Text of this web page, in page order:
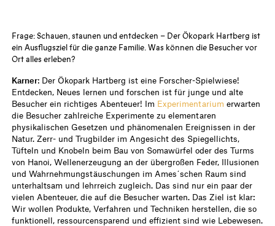
Frage: Schauen, staunen und entdecken – Der Ökopark Hartberg ist
ein Ausflugsziel für die ganze Familie. Was können die Besucher vor
Ort alles erleben?
Karner: Der Ökopark Hartberg ist eine Forscher-Spielwiese!
Entdecken, Neues lernen und forschen ist für junge und alte
Besucher ein richtiges Abenteuer! Im Experimentarium erwarten
die Besucher zahlreiche Experimente zu elementaren
physikalischen Gesetzen und phänomenalen Ereignissen in der
Natur. Zerr- und Trugbilder im Angesicht des Spiegellichts,
Tüfteln und Knobeln beim Bau von Somawürfel oder des Turms
von Hanoi, Wellenerzeugung an der übergroßen Feder, Illusionen
und Wahrnehmungstäuschungen im Ames´schen Raum sind
unterhaltsam und lehrreich zugleich. Das sind nur ein paar der
vielen Abenteuer, die auf die Besucher warten. Das Ziel ist klar:
Wir wollen Produkte, Verfahren und Techniken herstellen, die so
funktionell, ressourcensparend und effizient sind wie Lebewesen.